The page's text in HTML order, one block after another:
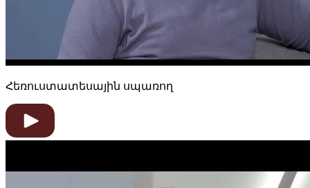
Հեռուստատեսային սպառող